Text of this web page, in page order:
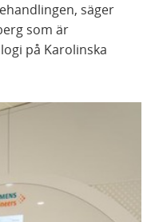
säger
som är
på Karolinska